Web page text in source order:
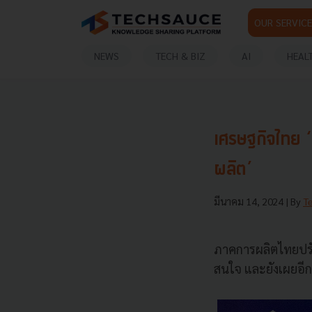
OUR SERVICE
NEWS TECH & BIZ AI
เศรษฐกิจไทย
ผลิต’
มีนาคม 14, 2024 | By
ภาคการผลิตไทยป
สนใจ และยังเผย